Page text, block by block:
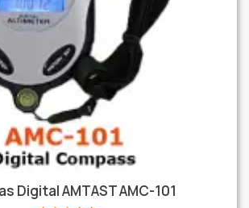
Digital AMTAST AMC-101